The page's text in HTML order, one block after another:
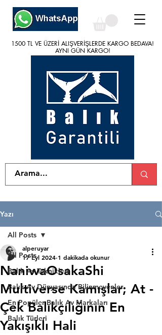
1500 TL VE ÜZERİ ALIŞVERİŞLERDE KARGO BEDAVA!
AYNI GÜN KARGO!
1500 TL VE ÜZERİ ALIŞVERİŞLERDE KARGO BEDAVA!
AYNI GÜN KARGO!
Yazı
All Posts
Balık Av Teknikleri
Balık Av Dünyasında Bilinmeyenler
En Popüler Balık Av Markaları
Balık Türleri
All Posts
NaniwaOsakaShi
Multiverse Kamışlar; At -
Çek Balıkçılığının En
Yakışıklı Hali
alperuyar
17 Eyl 2024 1 dakikada okunur